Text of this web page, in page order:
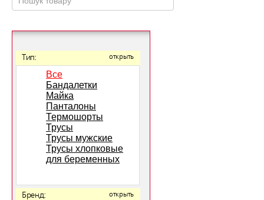
Тип: открыть
Все
Бандалетки
Майка
Панталоны
Термошорты
Трусы
Трусы мужские
Трусы хлопковые
для беременных
Бренд: открыть